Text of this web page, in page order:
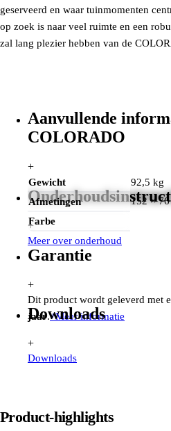
geserveerd en waar tuinmomenten
op zoek is naar veel ruimte en een
zal lang plezier hebben van de
Aanvullende
COLORADO
+
Gewicht
92,5 kg
Afmetingen
152 ×
Farbe
+
Meer over onderhoud
Garantie
+
Dit product wordt geleverd met
jaar.+Meer informatie
Downloads
+
Downloads
Product-highlights